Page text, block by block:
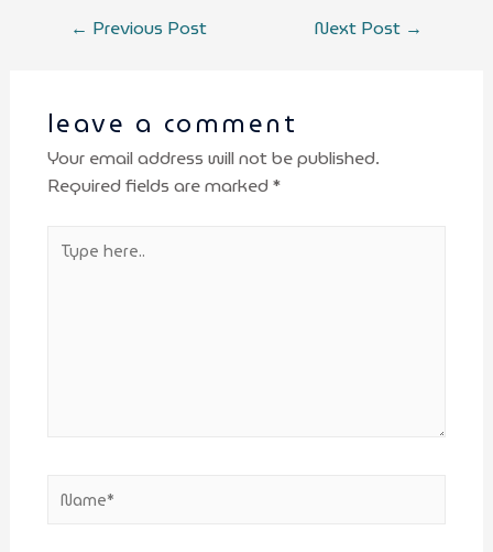
← Previous Post Next Post →
leave a comment
Your email address will not be published.
Required fields are marked *